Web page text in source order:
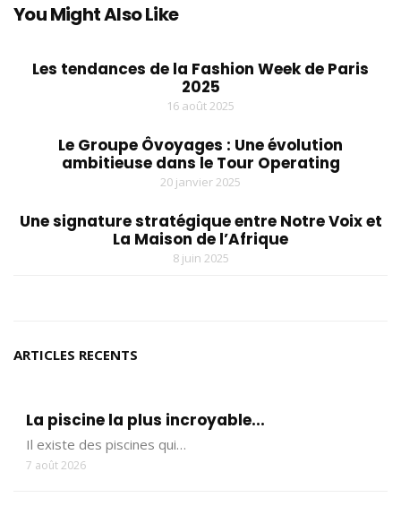
You Might Also Like
Les tendances de la Fashion Week de Paris
2025
16 août 2025
Le Groupe Ôvoyages : Une évolution
ambitieuse dans le Tour Operating
20 janvier 2025
Une signature stratégique entre Notre Voix et
La Maison de l’Afrique
8 juin 2025
ARTICLES RECENTS
La piscine la plus incroyable...
Il existe des piscines qui…
7 août 2026